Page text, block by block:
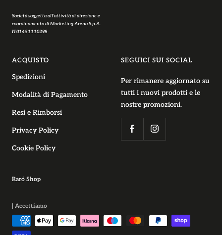
Società soggetta all’attività di direzione e
coordinamento di Marketing Arena S.p.A.
IT01451110298
ACQUISTO
Spedizioni
Modalità di Pagamento
Resi e Rimborsi
Privacy Policy
Cookie Policy
SEGUICI SUI SOCIAL
Per rimanere aggiornato su
tutti i nuovi prodotti e le
nostre promozioni.
Raró Shop
| Accettiamo